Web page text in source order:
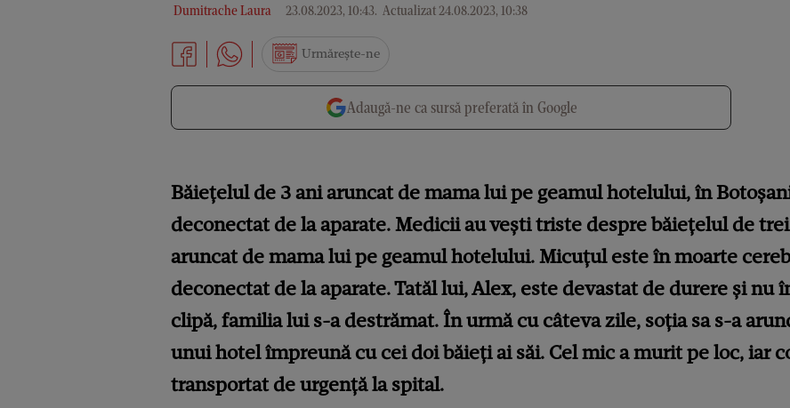
Dumitrache Laura 23.08.2023, 10:43. Actualizat 24.08.2023, 10:38
Urmărește-ne
Adaugă-ne ca sursă preferată în Google
Băiețelul de 3 ani aruncat de mama lui pe geamul hotelului, în
deconectat de la aparate. Medicii au vești triste despre băiețelul de
aruncat de mama lui pe geamul hotelului. Micuțul este în moarte
deconectat de la aparate. Tatăl lui, Alex, este devastat de durere și nu
clipă, familia lui s-a destrămat. În urmă cu câteva zile, soția sa s-a
unui hotel împreună cu cei doi băieți ai săi. Cel mic a murit pe loc, iar
transportat de urgență la spital.